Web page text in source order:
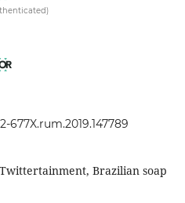
677X.rum.2019.147789
Brazilian soap